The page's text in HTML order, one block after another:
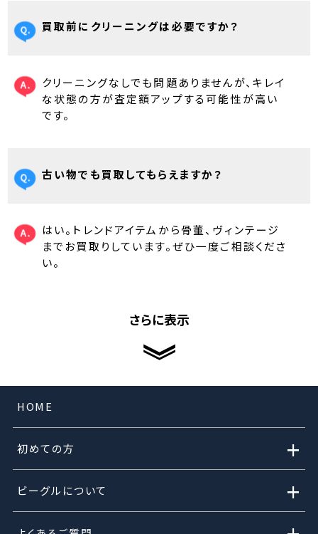
買取前にクリーニングは必要ですか？
クリーニングなしでも問題ありませんが、キレイ
な状態の方が査定額アップする可能性が高い
です。
古い物でも買取してもらえますか？
はい。トレンドアイテムから骨董、ヴィンテージ
までお買取りしています。ぜひ一度ご相談くださ
い。
さらに表示
HOME
初めての方 +
ビーグルについて +